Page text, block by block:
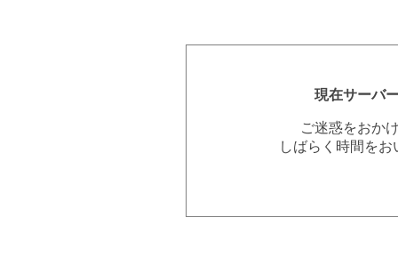
現在サーバ
ご迷惑をおか
しばらく時間を